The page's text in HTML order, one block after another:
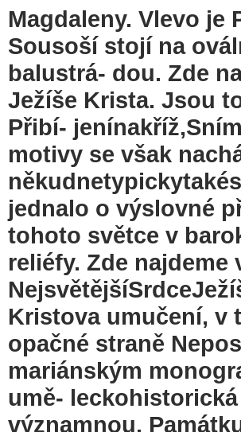
Magdaleny. Vlevo je
Sousoší stojí na
balustrá- dou. Zde
Ježíše Krista. Jsou
Přibí-
motivy se však
jednalo o výslovné
tohoto světce v
reliéfy. Zde
Kristova umučení, v
opačné straně
mariánským
umě-
významnou.